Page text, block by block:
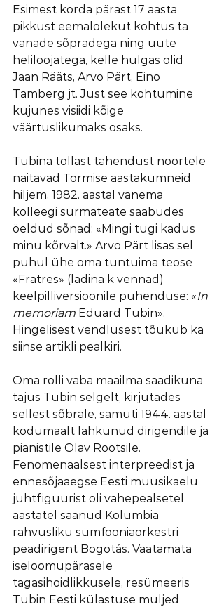
Esimest korda pärast 17 aasta
pikkust eemalolekut kohtus ta
vanade sõpradega ning uute
heliloojatega, kelle hulgas olid
Jaan Rääts, Arvo Pärt, Eino
Tamberg jt. Just see kohtumine
kujunes visiidi kõige
väärtuslikumaks osaks.
Tubina tollast tähendust noortele
näitavad Tormise aastakümneid
hiljem, 1982. aastal vanema
kolleegi surmateate saabudes
öeldud sõnad: «Mingi tugi kadus
minu kõrvalt.» Arvo Pärt lisas sel
puhul ühe oma tuntuima teose
«Fratres» (ladina k vennad)
keelpilliversioonile pühenduse: «In
memoriam Eduard Tubin».
Hingelisest vendlusest tõukub ka
siinse artikli pealkiri.
Oma rolli vaba maailma saadikuna
tajus Tubin selgelt, kirjutades
sellest sõbrale, samuti 1944. aastal
kodumaalt lahkunud dirigendile ja
pianistile Olav Rootsile.
Fenomenaalsest interpreedist ja
ennesõjaaegse Eesti muusikaelu
juhtfiguurist oli vahepealsetel
aastatel saanud Kolumbia
rahvusliku sümfooniaorkestri
peadirigent Bogotás. Vaatamata
iseloomupärasele
tagasihoidlikkusele, resümeeris
Tubin Eesti külastuse muljed